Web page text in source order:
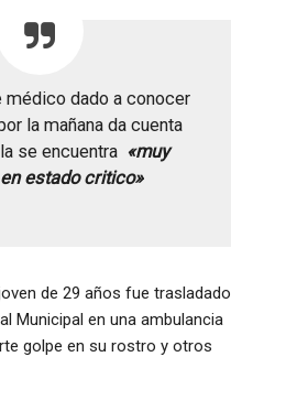
médico dado a conocer
la mañana da cuenta
se encuentra «muy
estado critico»
de 29 años fue trasladado
Municipal en una ambulancia
golpe en su rostro y otros